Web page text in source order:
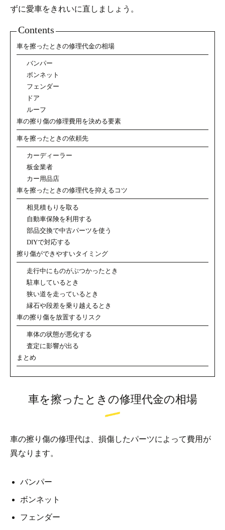
ずに愛車をきれいに直しましょう。
Contents
車を擦ったときの修理代金の相場
バンパー
ボンネット
フェンダー
ドア
ルーフ
車の擦り傷の修理費用を決める要素
車を擦ったときの依頼先
カーディーラー
板金業者
カー用品店
車を擦ったときの修理代を抑えるコツ
相見積もりを取る
自動車保険を利用する
部品交換で中古パーツを使う
DIYで対応する
擦り傷ができやすいタイミング
走行中にものがぶつかったとき
駐車しているとき
狭い道を走っているとき
縁石や段差を乗り越えるとき
車の擦り傷を放置するリスク
車体の状態が悪化する
査定に影響が出る
まとめ
車を擦ったときの修理代金の相場
車の擦り傷の修理代は、損傷したパーツによって費用が
異なります。
バンパー
ボンネット
フェンダー